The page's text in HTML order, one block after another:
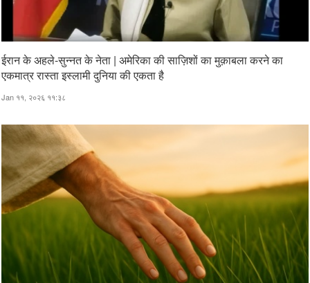
ईरान के अहले-सुन्नत के नेता | अमेरिका की साज़िशों का मुक़ाबला करने का
एकमात्र रास्ता इस्लामी दुनिया की एकता है
Jan ११, २०२६ ११:३८